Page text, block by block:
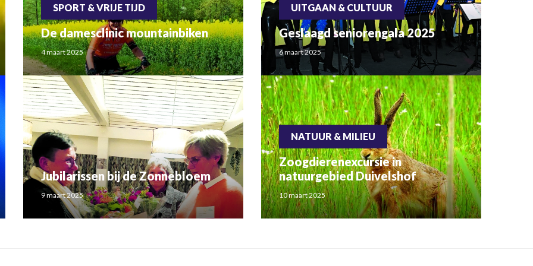
SPORT & VRIJE TIJD
De damesclinic mountainbiken
4 maart 2025
UITGAAN & CULTUUR
Geslaagd seniorengala 2025
6 maart 2025
Jubilarissen bij de Zonnebloem
9 maart 2025
NATUUR & MILIEU
Zoogdierenexcursie in
natuurgebied Duivelshof
10 maart 2025